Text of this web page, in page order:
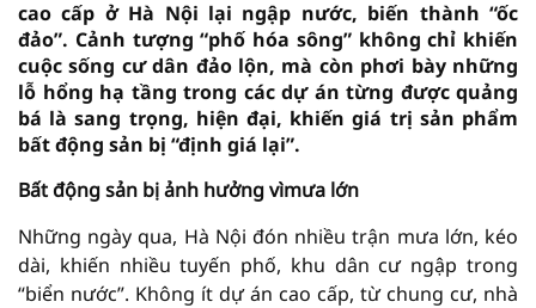
cao cấp ở Hà Nội lại ngập nước, biến thành “ốc
đảo”. Cảnh tượng “phố hóa sông” không chỉ khiến
cuộc sống cư dân đảo lộn, mà còn phơi bày những
lỗ hổng hạ tầng trong các dự án từng được quảng
bá là sang trọng, hiện đại, khiến giá trị sản phẩm
bất động sản bị “định giá lại”.
Bất động sản bị ảnh hưởng vìmưa lớn
Những ngày qua, Hà Nội đón nhiều trận mưa lớn, kéo
dài, khiến nhiều tuyến phố, khu dân cư ngập trong
“biển nước”. Không ít dự án cao cấp, từ chung cư, nhà